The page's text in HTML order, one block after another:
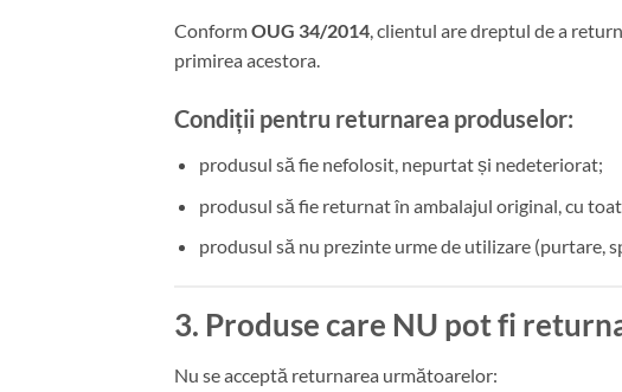
ConformOUG 34/2014, clientul are dreptul de a
primirea acestora.
Condiții pentru returnarea produselor:
produsul să fie nefolosit, nepurtat și nedeteriorat;
produsul să fie returnat în ambalajul original, cu
produsul să nu prezinte urme de utilizare (purtare,
3. Produse care NU pot fi
Nu se acceptă returnarea următoarelor: